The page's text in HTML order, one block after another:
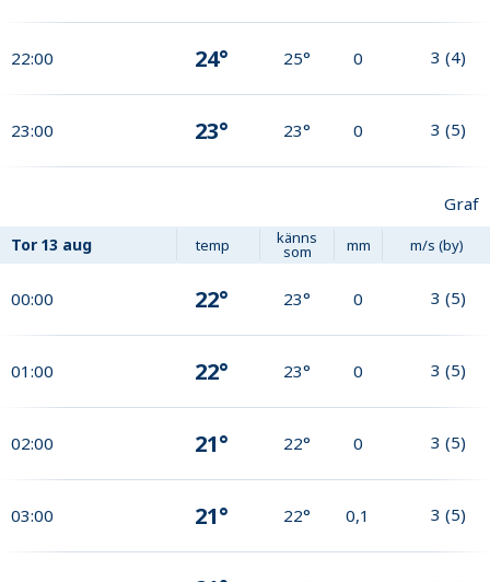
22:00 24° 25° 0 3 (4)
23:00 23° 23° 0 3 (5)
Graf
Tor 13 aug temp känns
som mm m/s (by)
00:00 22° 23° 0 3 (5)
01:00 22° 23° 0 3 (5)
02:00 21° 22° 0 3 (5)
03:00 21° 22° 0,1 3 (5)